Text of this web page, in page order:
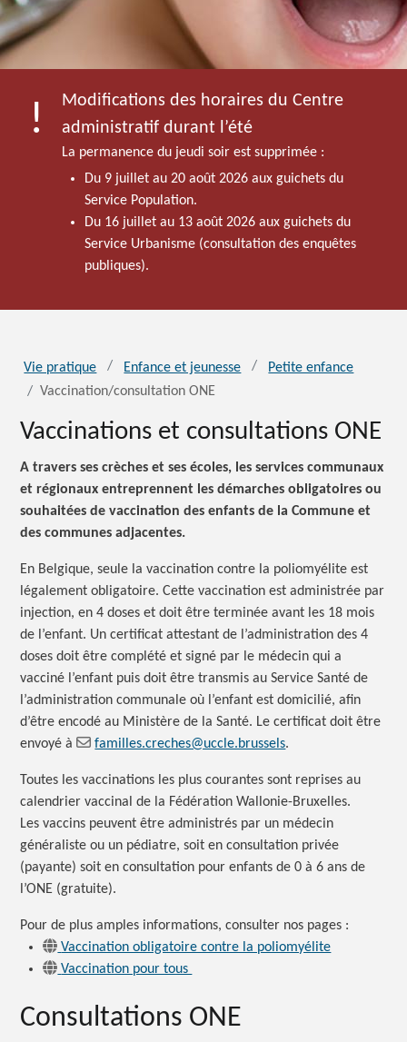
Modifications des horaires du Centre
administratif durant l’été
La permanence du jeudi soir est supprimée :
Du 9 juillet au 20 août 2026 aux guichets du
Service Population.
Du 16 juillet au 13 août 2026 aux guichets du
Service Urbanisme (consultation des enquêtes
publiques).
Vie pratique Enfance et jeunesse
Petite enfance
Vaccination/consultation ONE
Vaccinations et consultations ONE
A travers ses crèches et ses écoles, les services communaux
et régionaux entreprennent les démarches obligatoires ou
souhaitées de vaccination des enfants de la Commune et
des communes adjacentes.
En Belgique, seule la vaccination contre la poliomyélite est
légalement obligatoire. Cette vaccination est administrée par
injection, en 4 doses et doit être terminée avant les 18 mois
de l’enfant. Un certificat attestant de l’administration des 4
doses doit être complété et signé par le médecin qui a
vacciné l’enfant puis doit être transmis au Service Santé de
l’administration communale où l’enfant est domicilié, afin
d’être encodé au Ministère de la Santé. Le certificat doit être
envoyéà familles.creches@uccle.brussels.
Toutes les vaccinations les plus courantes sont reprises au
calendrier vaccinal de la Fédération Wallonie-Bruxelles.
Les vaccins peuvent être administrés par un médecin
généraliste ou un pédiatre, soit en consultation privée
(payante) soit en consultation pour enfants de 0 à 6 ans de
l’ONE (gratuite).
Pour de plus amples informations, consulter nos pages :
Vaccination obligatoire contre la poliomyélite
Vaccination pour tous
Consultations ONE